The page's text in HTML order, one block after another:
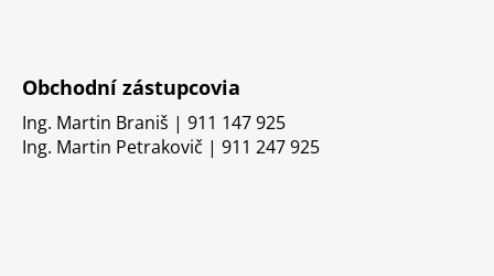
Obchodní zástupcovia
Ing. Martin Braniš | 911 147 925
Ing. Martin Petrakovič | 911 247 925